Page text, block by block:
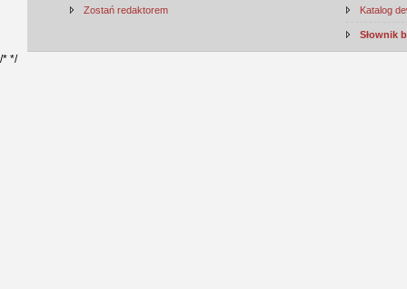
Zostań redaktorem Katalog
Słownik
/* */